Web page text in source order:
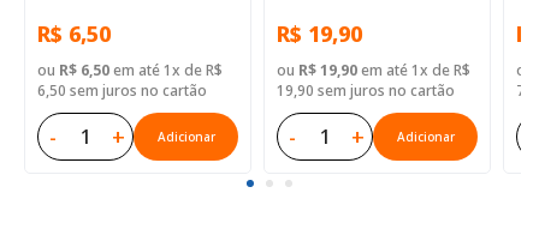
R$ 6,50
ou R$ 6,50em até 1x de R$
6,50 sem juros no cartão
- + Adicionar
Japonês
R$ 19,90
ou R$ 19,90em até 1x de R$
19,90 sem juros no cartão
- + Adicionar
ou